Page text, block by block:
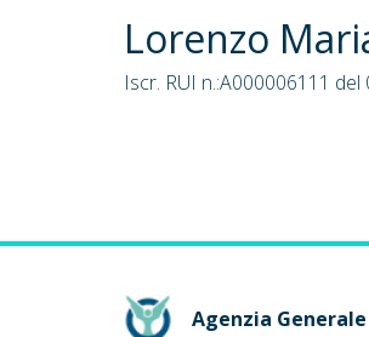
Lorenzo
Iscr. RUI n.:A000006111
Agenzia Generale